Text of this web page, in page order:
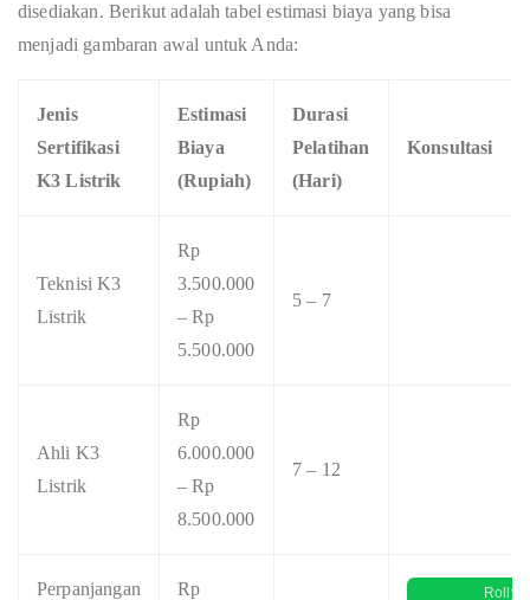
disediakan. Berikut adalah tabel estimasi biaya yang bisa
menjadi gambaran awal untuk Anda:
Jenis
Sertifikasi
K3 Listrik
Estimasi
Biaya
(Rupiah)
Durasi
Pelatihan
(Hari)
Konsultasi
Teknisi K3
Listrik
Rp
3.500.000
– Rp
5.500.000
5 – 7
Ahli K3
Listrik
Rp
6.000.000
– Rp
8.500.000
7 – 12
Perpanjangan Rp Rolly